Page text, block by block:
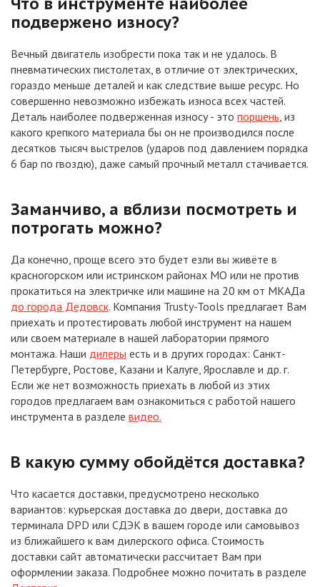
подвержено износу?
Вечный двигатель изобрести пока так и не удалось. В
пневматических пистолетах, в отличие от электрических,
гораздо меньше деталей и как следствие выше ресурс. Но
совершенно невозможно избежать износа всех частей.
Деталь наиболее подверженная износу - это поршень, из
какого крепкого материала бы он не производился после
десятков тысяч выстрелов (ударов под давлением порядка
6 бар по гвоздю), даже самый прочный металл стачивается.
Заманчиво, а вблизи посмотреть и
потрогать можно?
Да конечно, проще всего это будет езли вы живёте в
красногорском или истринском районах МО или не против
прокатиться на электричке или машине на 20 км от МКАДа
до города Дедовск. Компания Trusty-Tools предлагает Вам
приехать и протестировать любой инструмент на нашем
или своем материале в нашей лаборатории прямого
монтажа. Наши дилеры есть и в других городах: Санкт-
Петербурге, Ростове, Казани и Калуге, Ярославле и др. г.
Если же нет возможность приехать в любой из этих
городов предлагаем вам ознакомиться с работой нашего
инструмента в разделе видео.
В какую сумму обойдётся доставка?
Что касается доставки, предусмотрено несколько
вариантов: курьерская доставка до двери, доставка до
терминала DPD или СДЭК в вашем городе или самовывоз
из ближайшего к вам дилерского офиса. Стоимость
доставки сайт автоматически рассчитает Вам при
оформлении заказа. Подробнее можно почитать в разделе